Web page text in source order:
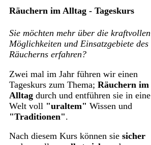
Räuchern im Alltag - Tageskurs
Sie möchten mehr über die kraftvollen
Möglichkeiten und Einsatzgebiete des
Räucherns erfahren?
Zwei mal im Jahr führen wir einen
Tageskurs zum Thema; Räuchern im
Alltag durch und entführen sie in eine
Welt voll "uraltem" Wissen und
"Traditionen".
Nach diesem Kurs können sie sicher